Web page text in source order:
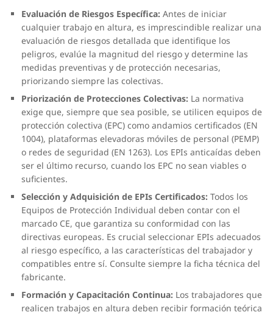
Evaluación de Riesgos Específica: Antes de iniciar
cualquier trabajo en altura, es imprescindible realizar una
evaluación de riesgos detallada que identifique los
peligros, evalúe la magnitud del riesgo y determine las
medidas preventivas y de protección necesarias,
priorizando siempre las colectivas.
Priorización de Protecciones Colectivas: La normativa
exige que, siempre que sea posible, se utilicen equipos de
protección colectiva (EPC) como andamios certificados (EN
1004), plataformas elevadoras móviles de personal (PEMP)
o redes de seguridad (EN 1263). Los EPIs anticaídas deben
ser el último recurso, cuando los EPC no sean viables o
suficientes.
Selección y Adquisición de EPIs Certificados: Todos los
Equipos de Protección Individual deben contar con el
marcado CE, que garantiza su conformidad con las
directivas europeas. Es crucial seleccionar EPIs adecuados
al riesgo específico, a las características del trabajador y
compatibles entre sí. Consulte siempre la ficha técnica del
fabricante.
Formación y Capacitación Continua: Los trabajadores que
realicen trabajos en altura deben recibir formación teórica